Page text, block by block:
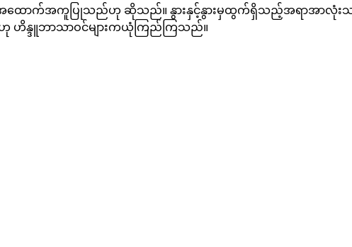
အထောက်အကူပြုသည်ဟု ဆိုသည်။ နွားနှင့်နွားမှထွက်ရှိသည့်အရာအာလုံး
ဟု ဟိန္ဒူဘာသာဝင်များကယုံကြည်ကြသည်။